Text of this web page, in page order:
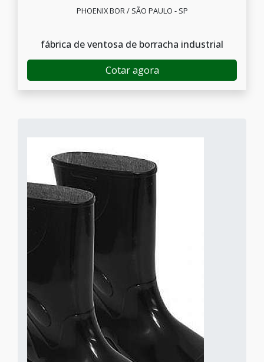
PHOENIX BOR / SÃO PAULO - SP
fábrica de ventosa de borracha industrial
Cotar agora